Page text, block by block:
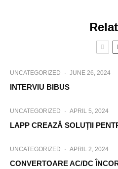
UNCATEGORIZED · JUNE 26, 2024
INTERVIU BIBUS
UNCATEGORIZED · APRIL 5, 2024
LAPP CREAZĂ SOLUȚII
UNCATEGORIZED · APRIL 2, 2024
CONVERTOARE AC/DC